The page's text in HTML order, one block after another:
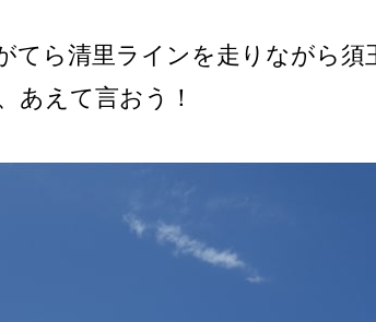
てら清里ラインを走りながら須
あえて言おう！